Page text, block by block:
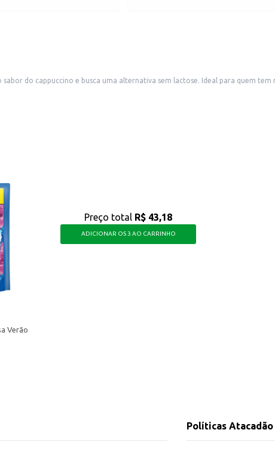
do cappuccino e busca uma alternativa sem lactose. Ideal para quem
Verão
Preço total R$ 43,18
ADICIONAR OS 3 AO CARRINHO
Políticas Atacadão